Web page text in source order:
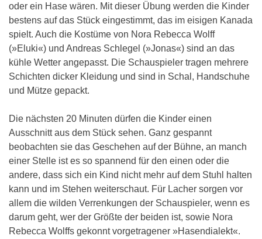
oder ein Hase wären. Mit dieser Übung werden die Kinder
bestens auf das Stück eingestimmt, das im eisigen Kanada
spielt. Auch die Kostüme von Nora Rebecca Wolff
(»Eluki«) und Andreas Schlegel (»Jonas«) sind an das
kühle Wetter angepasst. Die Schauspieler tragen mehrere
Schichten dicker Kleidung und sind in Schal, Handschuhe
und Mütze gepackt.
Die nächsten 20 Minuten dürfen die Kinder einen
Ausschnitt aus dem Stück sehen. Ganz gespannt
beobachten sie das Geschehen auf der Bühne, an manch
einer Stelle ist es so spannend für den einen oder die
andere, dass sich ein Kind nicht mehr auf dem Stuhl halten
kann und im Stehen weiterschaut. Für Lacher sorgen vor
allem die wilden Verrenkungen der Schauspieler, wenn es
darum geht, wer der Größte der beiden ist, sowie Nora
Rebecca Wolffs gekonnt vorgetragener »Hasendialekt«.